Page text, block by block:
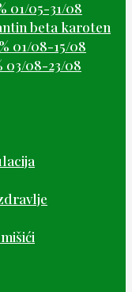
01/05-31/08
beta karoten
01/08-15/08
03/08-23/08